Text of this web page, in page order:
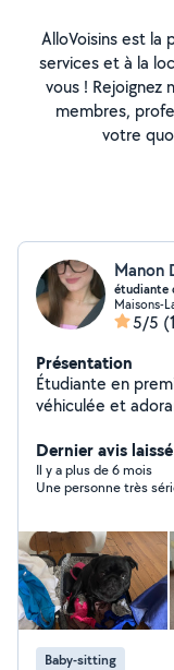
AlloVoisins est la
services et à la
vous ! Rejoignez
membres,
votre
Manon
étudiante
Maisons-
5/5
Présentation
Étudiante en
véhiculée et
gardes d'animaux
vous rencontrer !
Dernier avis
Il y a plus de 6 mois
Une personne très
Baby-sitting